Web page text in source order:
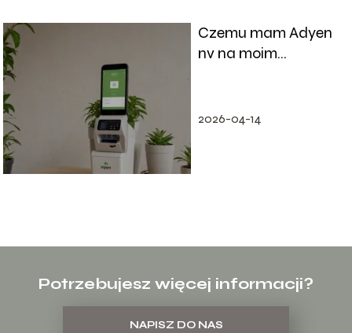
Czemu mam Adyen
nv na moim
2026-04-14
Potrzebujesz więcej informacji?
NAPISZ DO NAS